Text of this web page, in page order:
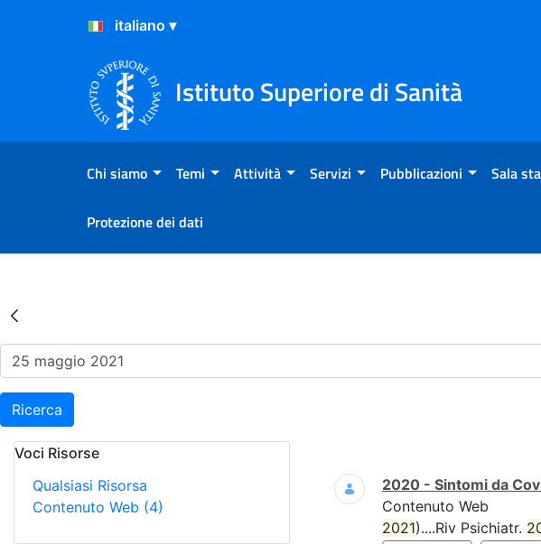
Salta al Contenuto
Salta al Footer
Istituto Superiore di Sanità
Chi siamo Temi Attività Servizi Pubblicazioni Sala
Protezione dei dati
Risultati della Ricerca - Eventi
Ricerca
Voci Risorse
Qualsiasi Risorsa
Contenuto Web (4)
Ricerca
2020 - Sintomi da
Contenuto Web
2021)....Riv Psichiatr.